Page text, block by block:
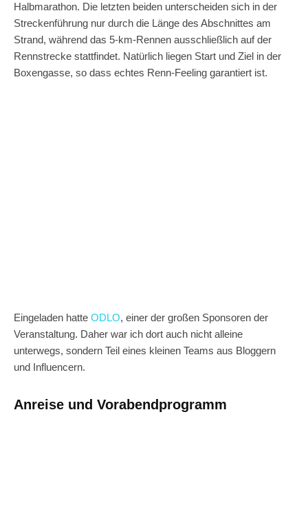
Halbmarathon. Die letzten beiden unterscheiden sich in der
Streckenführung nur durch die Länge des Abschnittes am
Strand, während das 5-km-Rennen ausschließlich auf der
Rennstrecke stattfindet. Natürlich liegen Start und Ziel in der
Boxengasse, so dass echtes Renn-Feeling garantiert ist.
Eingeladen hatte ODLO, einer der großen Sponsoren der
Veranstaltung. Daher war ich dort auch nicht alleine
unterwegs, sondern Teil eines kleinen Teams aus Bloggern
und Influencern.
Anreise und Vorabendprogramm